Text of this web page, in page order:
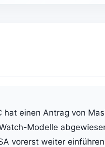
hat einen Antrag von
Modelle
vorerst weiter